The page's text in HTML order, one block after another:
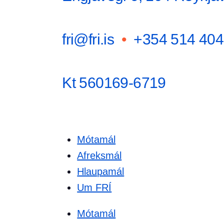
fri@fri.is • +354 514
Kt 560169-6719
Mótamál
Afreksmál
Hlaupamál
Um FRÍ
Mótamál